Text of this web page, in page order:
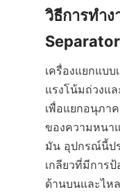
วิธีการทำ
เครื่องแยกแบบ
แรงโน้มถ่วงแ
เพื่อแยกอนุภา
ของความหนา
มัน อุปกรณ์นี้ป
เกลียวที่มีการ
ด้านบนและไห